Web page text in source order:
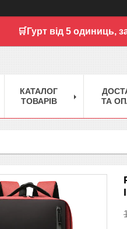
🛒Гурт від 5 одиниць,
КАТАЛОГ
ТОВАРІВ
ТА